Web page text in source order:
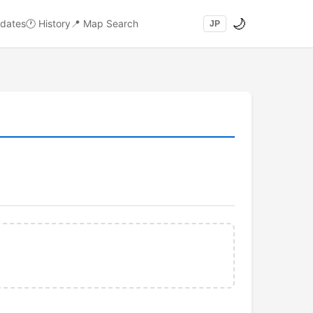
🕐 History 📍 Map Search JP 🌙